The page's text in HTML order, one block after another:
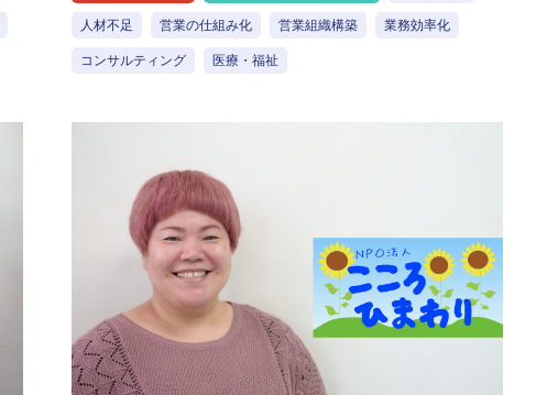
人材不足 営業の仕組み化 営業組織構築 業務効率化
コンサルティング 医療・福祉